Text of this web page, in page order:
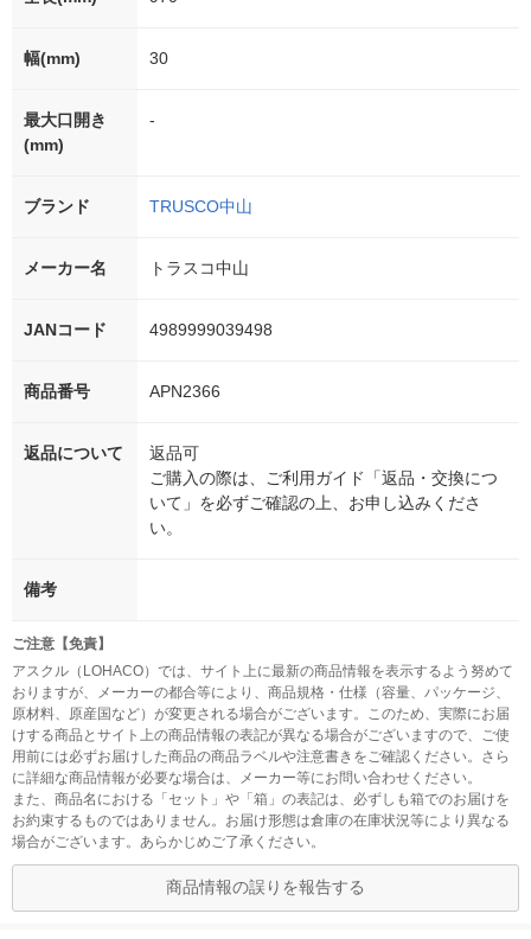
幅(mm) 30
最大口開き
(mm)
-
ブランド TRUSCO中山
メーカー名 トラスコ中山
JANコード 4989999039498
商品番号 APN2366
返品について
返品可
ご購入の際は、ご利用ガイド「返品・交換につ
いて」を必ずご確認の上、お申し込みくださ
い。
備考
ご注意【免責】
アスクル（LOHACO）では、サイト上に最新の商品情報を表示するよう努めて
おりますが、メーカーの都合等により、商品規格・仕様（容量、パッケージ、
原材料、原産国など）が変更される場合がございます。このため、実際にお届
けする商品とサイト上の商品情報の表記が異なる場合がございますので、ご使
用前には必ずお届けした商品の商品ラベルや注意書きをご確認ください。さら
に詳細な商品情報が必要な場合は、メーカー等にお問い合わせください。
また、商品名における「セット」や「箱」の表記は、必ずしも箱でのお届けを
お約束するものではありません。お届け形態は倉庫の在庫状況等により異なる
場合がございます。あらかじめご了承ください。
商品情報の誤りを報告する